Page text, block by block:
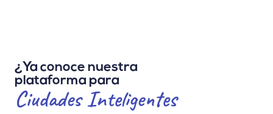
¿Ya conoce nuestra
plataforma para
Ciudades Inteligentes